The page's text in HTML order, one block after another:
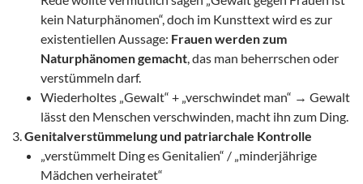
kein Naturphänomen“, doch im Kunsttext wird es zur
existentiellen Aussage: Frauen werden zum
Naturphänomen gemacht, das man beherrschen oder
verstümmeln darf.
Wiederholtes „Gewalt“ + „verschwindet man“ → Gewalt
lässt den Menschen verschwinden, macht ihn zum Ding.
Genitalverstümmelung und patriarchale Kontrolle
„verstümmelt Ding es Genitalien“ / „minderjährige
Mädchen verheiratet“